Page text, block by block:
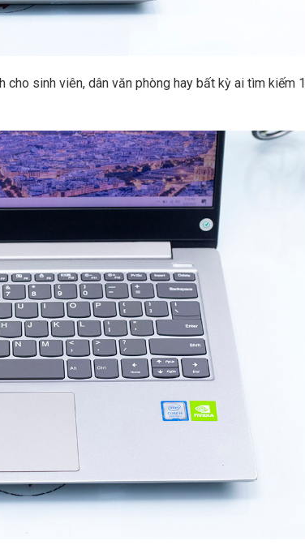
sinh viên, dân văn phòng hay bất kỳ ai tìm kiếm 1